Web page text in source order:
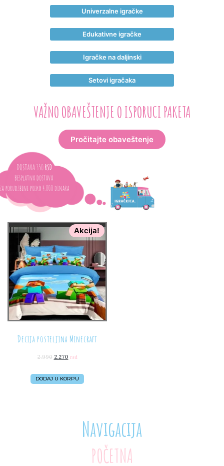
Univerzalne igračke
Edukativne igračke
Igračke na daljinski
Setovi igračaka
VAŽNO OBAVEŠTENJE O ISPORUCI PAKETA
Pročitajte obaveštenje
Akcija!
Decija posteljina Minecraft
2.990 2.270 rsd
DODAJ U KORPU
Navigacija
POČETNA